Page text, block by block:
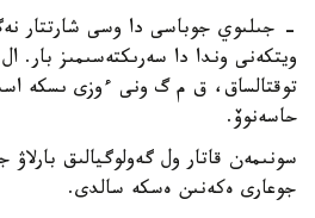
- جىلىوي جوباسى دا وسى شارتتار
ويتكەنى وندا دا سەرىكتەسىمىز بار.
توقتالساق، ق م گ ونى ءوزى ىسكە
حاسەنوۆ.
سونىمەن قاتار ول گەولوگيالىق بارلاۋ
جوعارى ەكەنىن ەسكە سالدى.